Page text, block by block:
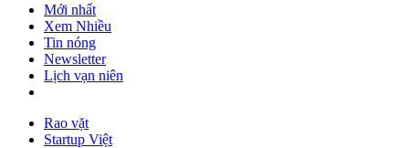
Mới nhất
Xem Nhiều
Tin nóng
Newsletter
Lịch vạn niên
Rao vặt
Startup Việt